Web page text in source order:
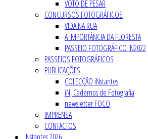
VOTO DE PESAR
CONCURSOS FOTOGRÁFICOS
VIDA NA RUA
A IMPORTÂNCIA DA FLORESTA
PASSEIO FOTOGRÁFICO iN2022
PASSEIOS FOTOGRÁFICOS
PUBLICAÇÕES
COLECÇÃO iNstantes
iN, Cadernos de Fotografia
newsletter FOCO
IMPRENSA
CONTACTOS